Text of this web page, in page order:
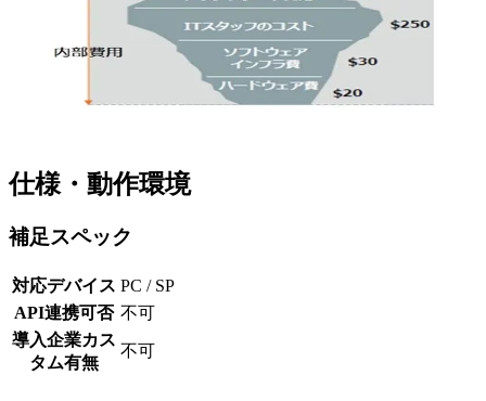
仕様・動作環境
補足スペック
対応デバイス PC / SP
API連携可否 不可
導入企業カス
タム有無
不可